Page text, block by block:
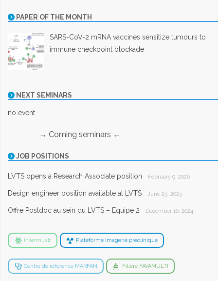
PAPER OF THE MONTH
SARS-CoV-2 mRNA vaccines sensitize tumours to
immune checkpoint blockade
NEXT SEMINARS
no event
→ Coming seminars ←
JOB POSITIONS
LVTS opens a Research Associate position February 9, 2026
Design engineer position available at LVTS June 25, 2025
Offre Postdoc au sein du LVTS – Equipe 2 December 16, 2024
InsermLab Plateforme Imagerie préclinique
Centre de référence MARFAN Filière FAVAMULTI